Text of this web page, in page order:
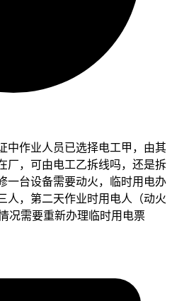
中作业人员已选择电工甲，由其
厂，可由电工乙拆线吗，还是拆
一台设备需要动火，临时用电办
人，第二天作业时用电人（动火
况需要重新办理临时用电票